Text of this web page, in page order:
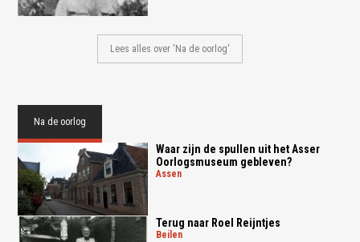
Lees alles over 'Na de oorlog'
Na de oorlog
Waar zijn de spullen uit het Asser
Oorlogsmuseum gebleven?
assen
Terug naar Roel Reijntjes
beilen